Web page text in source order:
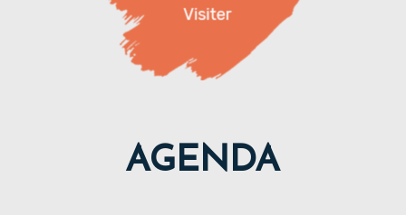
AGENDA